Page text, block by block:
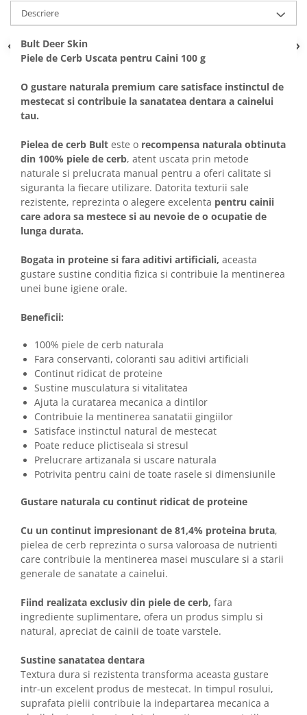
Solutii educative si antistres
Hrana Raw
Sisaluri si Ansambluri de Joaca
Pisici
Nisip, Silicat si Asternuturi pentru
Pisici
Jucarii Pisici
Genti, Custi Transport
Castroane, Boluri si Accesorii
Antiparazitare
Solutii educative si antistres
Lese, zgarzi si hamuri
Diete Veterinare Pisici
Descriere
Bult Deer Skin
Piele de Cerb Uscata pentru Caini 100 g
O gustare naturala premium care satisface instinctul de
mestecat si contribuie la sanatatea dentara a cainelui
tau.
Pielea de cerb Bult este o recompensa naturala obtinuta
din 100% piele de cerb, atent uscata prin metode
naturale si prelucrata manual pentru a oferi calitate si
siguranta la fiecare utilizare. Datorita texturii sale
rezistente, reprezinta o alegere excelenta pentru cainii
care adora sa mestece si au nevoie de o ocupatie de
lunga durata.
Bogata in proteine si fara aditivi artificiali, aceasta
gustare sustine conditia fizica si contribuie la mentinerea
unei bune igiene orale.
Beneficii:
100% piele de cerb naturala
Fara conservanti, coloranti sau aditivi artificiali
Continut ridicat de proteine
Sustine musculatura si vitalitatea
Ajuta la curatarea mecanica a dintilor
Contribuie la mentinerea sanatatii gingiilor
Satisface instinctul natural de mestecat
Poate reduce plictiseala si stresul
Prelucrare artizanala si uscare naturala
Potrivita pentru caini de toate rasele si dimensiunile
Gustare naturala cu continut ridicat de proteine
Cu un continut impresionant de 81,4% proteina bruta,
pielea de cerb reprezinta o sursa valoroasa de nutrienti
care contribuie la mentinerea masei musculare si a starii
generale de sanatate a cainelui.
Fiind realizata exclusiv din piele de cerb, fara
ingrediente suplimentare, ofera un produs simplu si
natural, apreciat de cainii de toate varstele.
Sustine sanatatea dentara
Textura dura si rezistenta transforma aceasta gustare
intr-un excelent produs de mestecat. In timpul rosului,
suprafata pielii contribuie la indepartarea mecanica a